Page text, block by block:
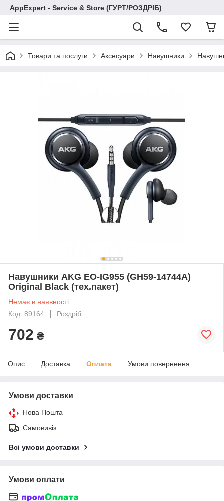
AppExpert - Service & Store (ГУРТ/РОЗДРІБ)
Товари та послуги Аксесуари Навушники
Навушники AKG EO-IG955 (GH59-14744A)
Original Black (тех.пакет)
Немає в наявності
Код: 89164
Роздріб
702 ₴
Опис Доставка Оплата Умови повернення
Умови доставки
Нова Пошта
Самовивіз
Всі умови доставки
Умови оплати